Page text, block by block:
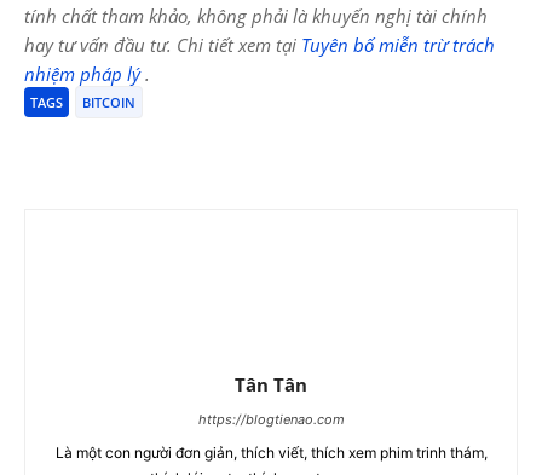
tính chất tham khảo, không phải là khuyến nghị tài chính
hay tư vấn đầu tư. Chi tiết xem tại Tuyên bố miễn trừ trách
nhiệm pháp lý.
TAGS BITCOIN
Tân Tân
https://blogtienao.com
Là một con người đơn giản, thích viết, thích xem phim trinh thám,